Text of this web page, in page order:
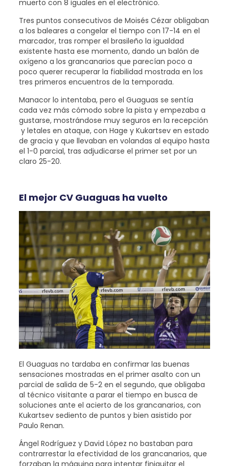
muerto con 8 iguales en el electrónico.
Tres puntos consecutivos de Moisés Cézar obligaban
a los baleares a congelar el tiempo con 17-14 en el
marcador, tras romper el brasileño la igualdad
existente hasta ese momento, dando un balón de
oxígeno a los grancanarios que parecían poco a
poco querer recuperar la fiabilidad mostrada en los
tres primeros encuentros de la temporada.
Manacor lo intentaba, pero el Guaguas se sentía
cada vez más cómodo sobre la pista y empezaba a
gustarse, mostrándose muy seguros en la recepción
y letales en ataque, con Hage y Kukartsev en estado
de gracia y que llevaban en volandas al equipo hasta
el 1-0 parcial, tras adjudicarse el primer set por un
claro 25-20.
El mejor CV Guaguas ha vuelto
El Guaguas no tardaba en confirmar las buenas
sensaciones mostradas en el primer asalto con un
parcial de salida de 5-2 en el segundo, que obligaba
al técnico visitante a parar el tiempo en busca de
soluciones ante el acierto de los grancanarios, con
Kukartsev sediento de puntos y bien asistido por
Paulo Renan.
Ángel Rodríguez y David López no bastaban para
contrarrestar la efectividad de los grancanarios, que
forzaban la máquina para intentar finiquitar el